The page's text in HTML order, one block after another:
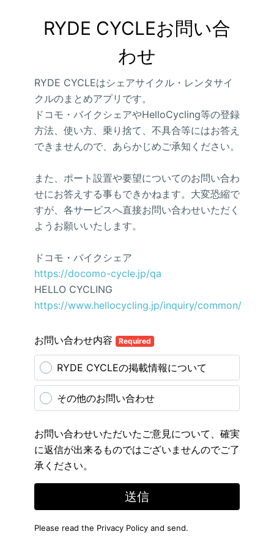
RYDE CYCLEお問い合
わせ
RYDE CYCLEはシェアサイクル・レンタサイ
クルのまとめアプリです。
ドコモ・バイクシェアやHelloCycling等の登録
方法、使い方、乗り捨て、不具合等にはお答え
できませんので、あらかじめご承知ください。
また、ポート設置や要望についてのお問い合わ
せにお答えする事もできかねます。大変恐縮で
すが、各サービスへ直接お問い合わせいただく
ようお願いいたします。
ドコモ・バイクシェア
https://docomo-cycle.jp/qa
HELLO CYCLING
https://www.hellocycling.jp/inquiry/common/
お問い合わせ内容 Required
RYDE CYCLEの掲載情報について
その他のお問い合わせ
お問い合わせいただいたご意見について、確実
に返信が出来るものではございませんのでご了
承ください。
送信
Please read the Privacy Policy and send.